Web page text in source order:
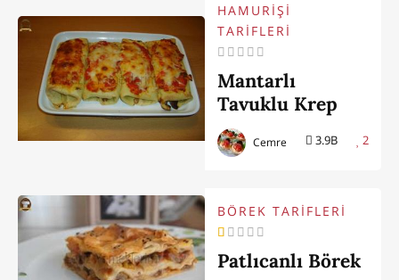
HAMURİŞİ
TARİFLERİ
Mantarlı
Tavuklu Krep
3.9B 2
Cemre
BÖREK TARİFLERİ
Patlıcanlı Börek